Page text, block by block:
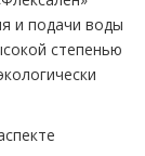
и подачи воды
степенью